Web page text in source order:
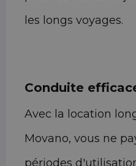
les longs voyages.
Conduite
Avec la location
Movano, vous ne
périodes